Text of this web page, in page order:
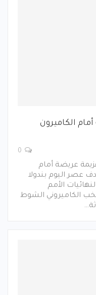
الكاميرون
عريضة أمام
عصر اليوم بندولا
الأمم
الكاميروني الشوط